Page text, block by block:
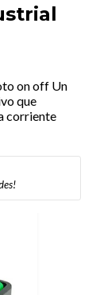
on off Un
que
corriente